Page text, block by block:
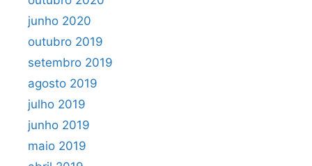
junho 2020
outubro 2019
setembro 2019
agosto 2019
julho 2019
junho 2019
maio 2019